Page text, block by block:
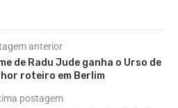
anterior
de Radu Jude ganha o Urso de
roteiro em Berlim
postagem